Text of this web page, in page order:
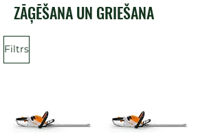
ZĀĢĒŠANA UN GRIEŠANA
Filtrs